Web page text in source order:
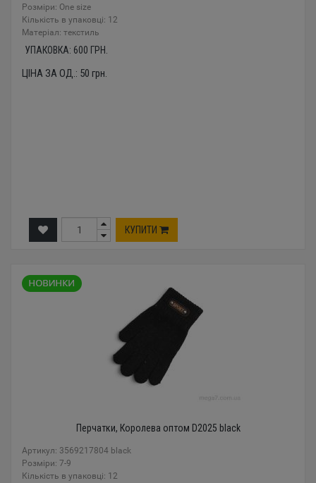
Розміри: One size
Кількість в упаковці: 12
Mатеріал: текстиль
УПАКОВКА: 600 ГРН.
ЦІНА ЗА ОД.: 50 грн.
КУПИТИ
Перчатки, Королева оптом D2025 black
Артикул: 3569217804 black
Розміри: 7-9
Кількість в упаковці: 12